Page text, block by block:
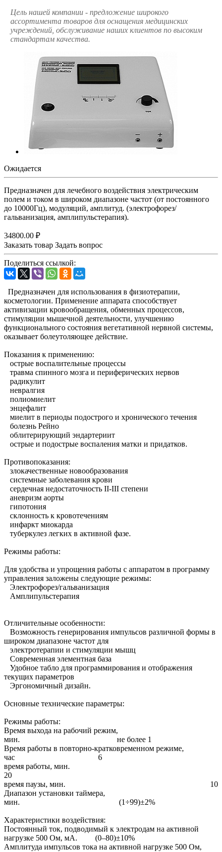
Цель нашей компании - предложение широкого
ассортимента товаров для оснащения медицинских
учреждений, обслуживание наших клиентов по высоким
стандартам качества.
Ожидается
Предназначен для лечебного воздействия электрическим
полем и током в широком диапазоне частот (от постоянного
до 10000Гц), модуляций, амплитуд. (электрофорез/
гальванизация, амплипульстерапия).
34800.00 ₽
Заказать товар Задать вопрос
Поделиться ссылкой:
Предназначен для использования в физиотерапии,
косметологии. Применение аппарата способствует
активизации кровообращения, обменных процессов,
стимуляции мышечной деятельности, улучшению
функционального состояния вегетативной нервной системы,
оказывает болеутоляющее действие.
Показания к применению:
острые воспалительные процессы
травма спинного мозга и периферических нервов
радикулит
невралгия
полиомиелит
энцефалит
миелит в периоды подострого и хронического течения
болезнь Рейно
облитерирующий эндартериит
острые и подострые воспаления матки и придатков.
Противопоказания:
злокачественные новообразования
системные заболевания крови
сердечная недостаточность II-III степени
аневризм аорты
гипотония
склонность к кровотечениям
инфаркт миокарда
туберкулез легких в активной фазе.
Режимы работы:
Для удобства и упрощения работы с аппаратом в программу
управления заложены следующие режимы:
Электрофорез/гальванизация
Амплипульстерапия
Отличительные особенности:
Возможность генерирования импульсов различной формы в
широком диапазоне частот для
электротерапии и стимуляции мышц
Современная элементная база
Удобное табло для программирования и отображения
текущих параметров
Эргономичный дизайн.
Основные технические параметры:
Режимы работы:
Время выхода на рабочий режим,
мин. не более 1
Время работы в повторно-кратковременном режиме,
час 6
время работы, мин.
20
время паузы, мин. 10
Диапазон установки таймера,
мин. (1÷99)±2%
Характеристики воздействия:
Постоянный ток, подводимый к электродам на активной
нагрузке 500 Ом, мА. (0–80)±10%
Амплитуда импульсов тока на активной нагрузке 500 Ом,